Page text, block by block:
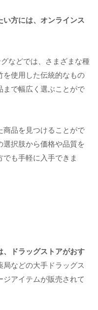
い方には、オンラインス
などでは、さまざまな種
を使用した伝統的なもの
まで幅広く選ぶことがで
商品を見つけることがで
選択肢から価格や品質を
も手軽に入手できま
、ドラッグストアがおす
局などの大手ドラッグス
ジアイテムが販売されて